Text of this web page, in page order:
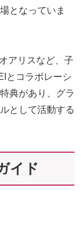
となっていま
アリスなど、子
とコラボレーシ
典があり、グラ
として活動する
イド